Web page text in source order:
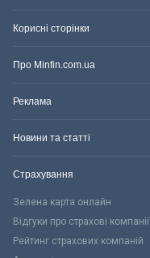
Корисні сторінки
Про Minfin.com.ua
Реклама
Новини та статті
Страхування
Зелена карта онлайн
Відгуки про страхові компанії
Рейтинг страхових компаній